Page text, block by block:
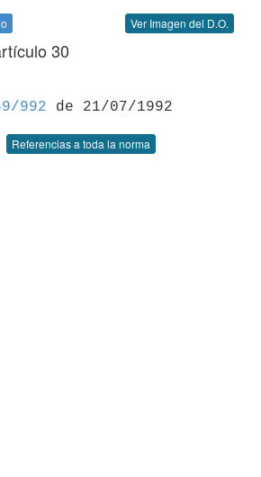
Ver Imagen del D.O.
30
992
Referencias a toda la norma